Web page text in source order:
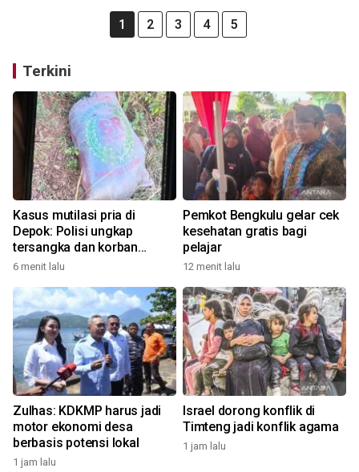
1 2 3 4 5
Terkini
Kasus mutilasi pria di
Depok: Polisi ungkap
tersangka dan korban
tergabung dalam komunitas
6 menit lalu
Pemkot Bengkulu gelar cek
kesehatan gratis bagi
pelajar
12 menit lalu
Zulhas: KDKMP harus jadi
motor ekonomi desa
berbasis potensi lokal
1 jam lalu
Israel dorong konflik di
Timteng jadi konflik agama
1 jam lalu